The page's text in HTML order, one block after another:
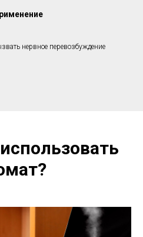
нервное перевозбуждение